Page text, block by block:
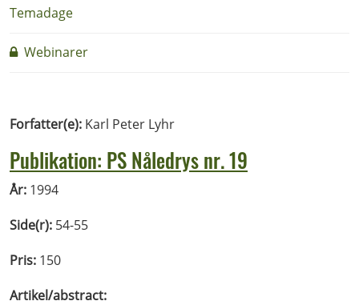
Temadage
Webinarer
Forfatter(e): Karl Peter Lyhr
Publikation: PS Nåledrys nr. 19
År: 1994
Side(r): 54-55
Pris: 150
Artikel/abstract: